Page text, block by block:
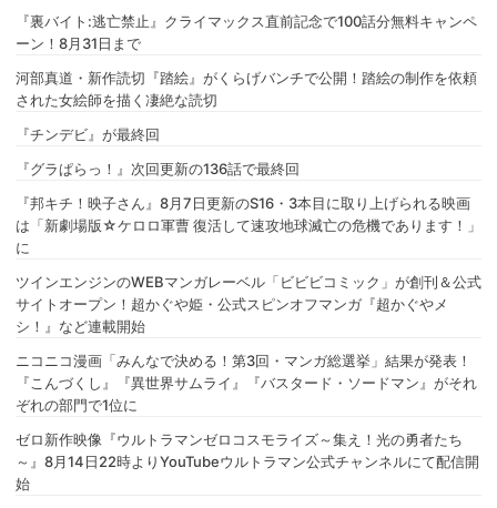
『裏バイト:逃亡禁止』クライマックス直前記念で100話分無料キャンペ
ーン！8月31日まで
河部真道・新作読切『踏絵』がくらげバンチで公開！踏絵の制作を依頼
された女絵師を描く凄絶な読切
『チンデビ』が最終回
『グラぱらっ！』次回更新の136話で最終回
『邦キチ！映子さん』8月7日更新のS16・3本目に取り上げられる映画
は「新劇場版☆ケロロ軍曹 復活して速攻地球滅亡の危機であります！」
に
ツインエンジンのWEBマンガレーベル「ビビビコミック」が創刊＆公式
サイトオープン！超かぐや姫・公式スピンオフマンガ『超かぐやメ
シ！』など連載開始
ニコニコ漫画「みんなで決める！第3回・マンガ総選挙」結果が発表！
『こんづくし』『異世界サムライ』『バスタード・ソードマン』がそれ
ぞれの部門で1位に
ゼロ新作映像『ウルトラマンゼロコスモライズ～集え！光の勇者たち
～』8月14日22時よりYouTubeウルトラマン公式チャンネルにて配信開
始